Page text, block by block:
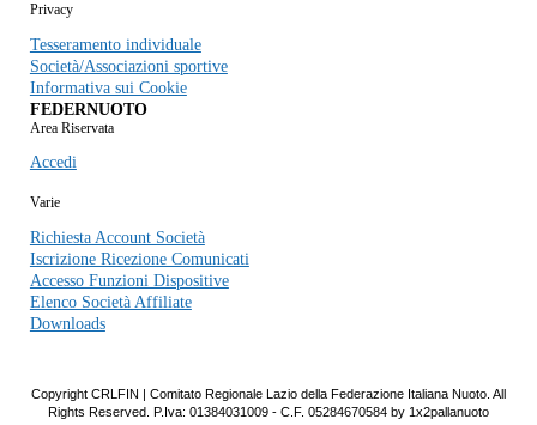
Privacy
Tesseramento individuale
Società/Associazioni sportive
Informativa sui Cookie
FEDERNUOTO
Area Riservata
Accedi
Varie
Richiesta Account Società
Iscrizione Ricezione Comunicati
Accesso Funzioni Dispositive
Elenco Società Affiliate
Downloads
Copyright CRLFIN | Comitato Regionale Lazio della Federazione Italiana Nuoto. All
Rights Reserved. P.Iva: 01384031009 - C.F. 05284670584 by 1x2pallanuoto